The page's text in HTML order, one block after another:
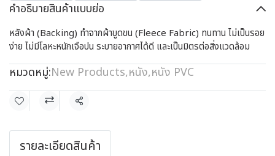
คำอธิบายสินค้าแบบย่อ
หลังผ้า (Backing) ทำจากผ้าขูดขน (Fleece Fabric) ทนทาน ไม่เป็นรอย
ง่าย ไม่มีโลหะหนักเจือปน ระบายอากาศได้ดี และเป็นมิตรต่อสิ่งแวดล้อม
หมวดหมู่:New Products,หนัง,หนัง PVC
แชร์
รายละเอียดสินค้า